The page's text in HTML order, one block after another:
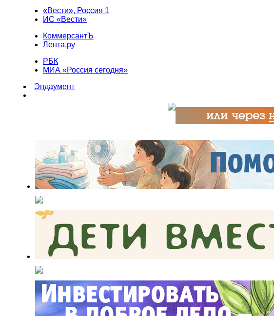
«Вести», Россия 1
ИС «Вести»
КоммерсантЪ
Лента.ру
РБК
МИА «Россия сегодня»
Эндаумент